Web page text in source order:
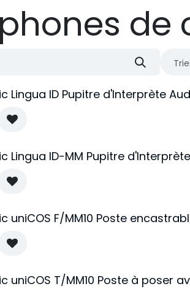
de
Lingua ID Pupitre d'Interprète
Lingua ID-MM Pupitre
uniCOS F/MM10 Poste
uniCOS T/MM10 Poste à poser